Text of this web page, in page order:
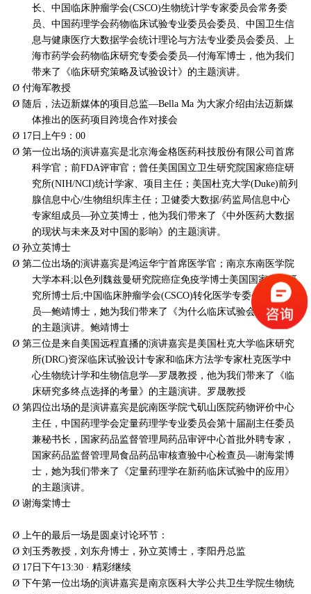
长、中国临床肿瘤学会(CSCO)生物统计学专家委员会常务委
员、中国药理学会药物临床试验专业委员会委员、中国卫生信
息与健康医疗大数据学会统计理论与方法专业委员会委员、上
海市药学会药物临床研究专委会委员—付海军博士，他为我们
带来了《临床研究策略及试验设计》的主题演讲。
Ø 付海军教授
Ø 随后，法迈新媒体的项目总监—Bella Ma 为大家介绍由法迈新媒
体推出的医药项目跨境合作对接会
Ø 17日上午9：00
Ø 第一位出场的演讲嘉宾是北京海金格医药科技股份有限公司首席
科学官；前FDA评审官；曾任美国国立卫生研究院国家癌症研
究所(NIH/NCI)统计学家、项目主任；美国杜克大学(Duke)前列
腺信息中心/生物组织库主任；卫健委大数据/药监局信息中心
专家组成员—孙立英博士，他为我们带来了《中外医药大数据
的现状与未来及对中国的影响》的主题演讲。
Ø 孙立英博士
Ø 第二位出场的演讲嘉宾是鸿运华宁首席医学官；南京东南医学院
大学本科;以色列魏兹曼研究院癌症免疫学博士美国国家癌症研
究所博士后;中国临床肿瘤学会(CSCO)转化医学专委会常务委
员—鲍靖博士，她为我们带来了《为什么临床试验会失败？》
的主题演讲。鲍靖博士
Ø 第三位是来自美国远程直播的演讲嘉宾是美国杜克大学临床研究
所(DRC)资深临床试验设计专家和临床方法学专家杜克医学中
心生物统计学和生物信息学—罗晟教授，他为我们带来了《临
床研究多终点选择的考量》的主题演讲。罗晟教授
Ø 第四位出场的是演讲嘉宾是皖南医学院弋矶山医院药物评价中心
主任，中国药理学会定量药理学专业委员会第十届副主任委员
兼秘书长，国家药品监督管理局药品审评中心首批外聘专家，
国家药品监督管理局食品药品审核查验中心检查员—谢海棠博
士，她为我们带来了《定量药理学在新药临床试验中的应用》
的主题演讲。
Ø 谢海棠博士
Ø
上午的最后一场是圆桌讨论环节：
Ø 刘玉秀教授，刘东舟博士，孙立英博士，李阳丹总监
Ø 17日下午13:30 · 精彩继续
Ø 下午第一位出场的演讲嘉宾是南京医科大学公共卫生学院生物统